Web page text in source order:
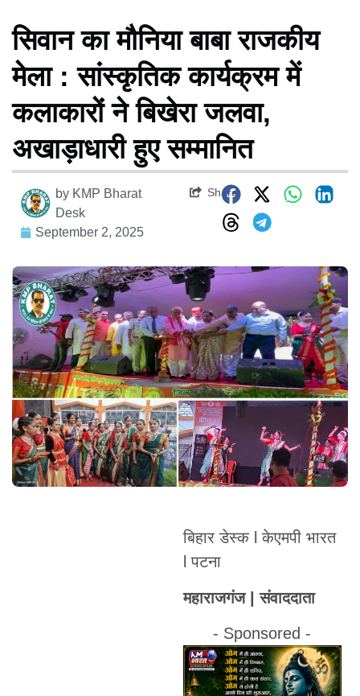
सिवान का मौनिया बाबा राजकीय
मेला : सांस्कृतिक कार्यक्रम में
कलाकारों ने बिखेरा जलवा,
अखाड़ाधारी हुए सम्मानित
by KMP Bharat
Desk
September 2, 2025
Share
बिहार डेस्क l केएमपी भारत
l पटना
महाराजगंज | संवाददाता
- Sponsored -